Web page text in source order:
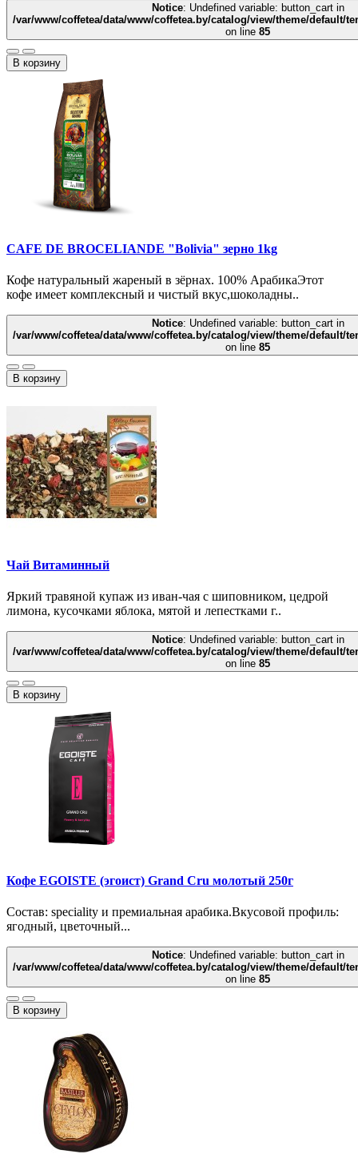
Notice: Undefined variable: button_cart in
/var/www/coffetea/data/www/coffetea.by/catalog/view/theme/default/
on line 85
В корзину
CAFE DE BROCELIANDE "Bolivia" зерно 1kg
Кофе натуральный жареный в зёрнах. 100% АрабикаЭтот
кофе имеет комплексный и чистый вкус,шоколадны..
Notice: Undefined variable: button_cart in
/var/www/coffetea/data/www/coffetea.by/catalog/view/theme/default/
on line 85
В корзину
Чай Витаминный
Яркий травяной купаж из иван-чая с шиповником, цедрой
лимона, кусочками яблока, мятой и лепестками г..
Notice: Undefined variable: button_cart in
/var/www/coffetea/data/www/coffetea.by/catalog/view/theme/default/
on line 85
В корзину
Кофе EGOISTE (эгоист) Grand Cru молотый 250г
Состав: speciality и премиальная арабика.Вкусовой профиль:
ягодный, цветочный...
Notice: Undefined variable: button_cart in
/var/www/coffetea/data/www/coffetea.by/catalog/view/theme/default/
on line 85
В корзину